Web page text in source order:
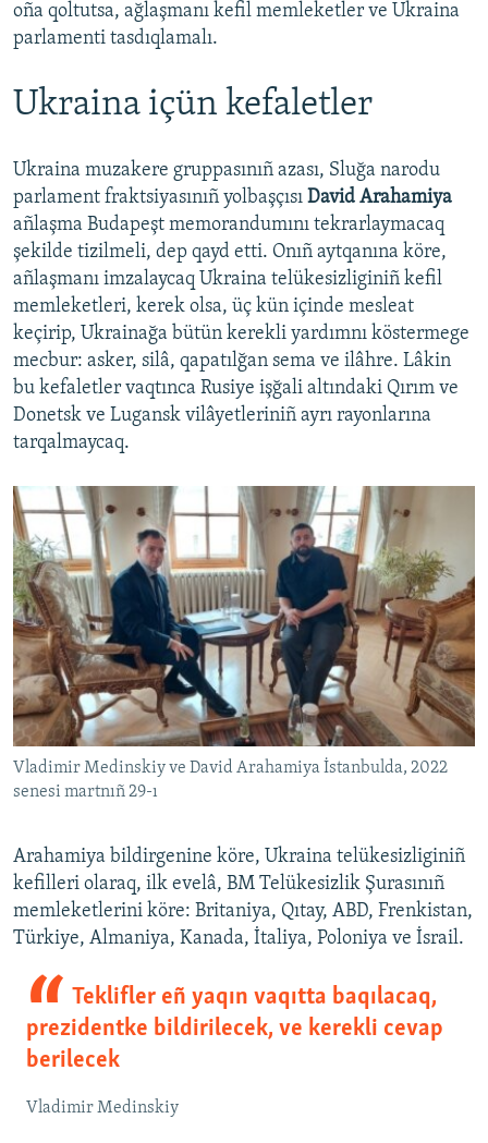
oña qoltutsa, ağlaşmanı kefil memleketler ve Ukraina
parlamenti tasdıqlamalı.
Ukraina içün kefaletler
Ukraina muzakere gruppasınıñ azası, Sluğa narodu
parlament fraktsiyasınıñ yolbaşçısı David Arahamiya
añlaşma Budapeşt memorandumını tekrarlaymacaq
şekilde tizilmeli, dep qayd etti. Onıñ aytqanına köre,
añlaşmanı imzalaycaq Ukraina telükesizliginiñ kefil
memleketleri, kerek olsa, üç kün içinde mesleat
keçirip, Ukrainağa bütün kerekli yardımnı köstermege
mecbur: asker, silâ, qapatılğan sema ve ilâhre. Lâkin
bu kefaletler vaqtınca Rusiye işğali altındaki Qırım ve
Donetsk ve Lugansk vilâyetleriniñ ayrı rayonlarına
tarqalmaycaq.
Vladimir Medinskiy ve David Arahamiya İstanbulda, 2022
senesi martnıñ 29-ı
Arahamiya bildirgenine köre, Ukraina telükesizliginiñ
kefilleri olaraq, ilk evelâ, BM Telükesizlik Şurasınıñ
memleketlerini köre: Britaniya, Qıtay, ABD, Frenkistan,
Türkiye, Almaniya, Kanada, İtaliya, Poloniya ve İsrail.
Teklifler eñ yaqın vaqıtta baqılacaq,
prezidentke bildirilecek, ve kerekli cevap
berilecek
Vladimir Medinskiy